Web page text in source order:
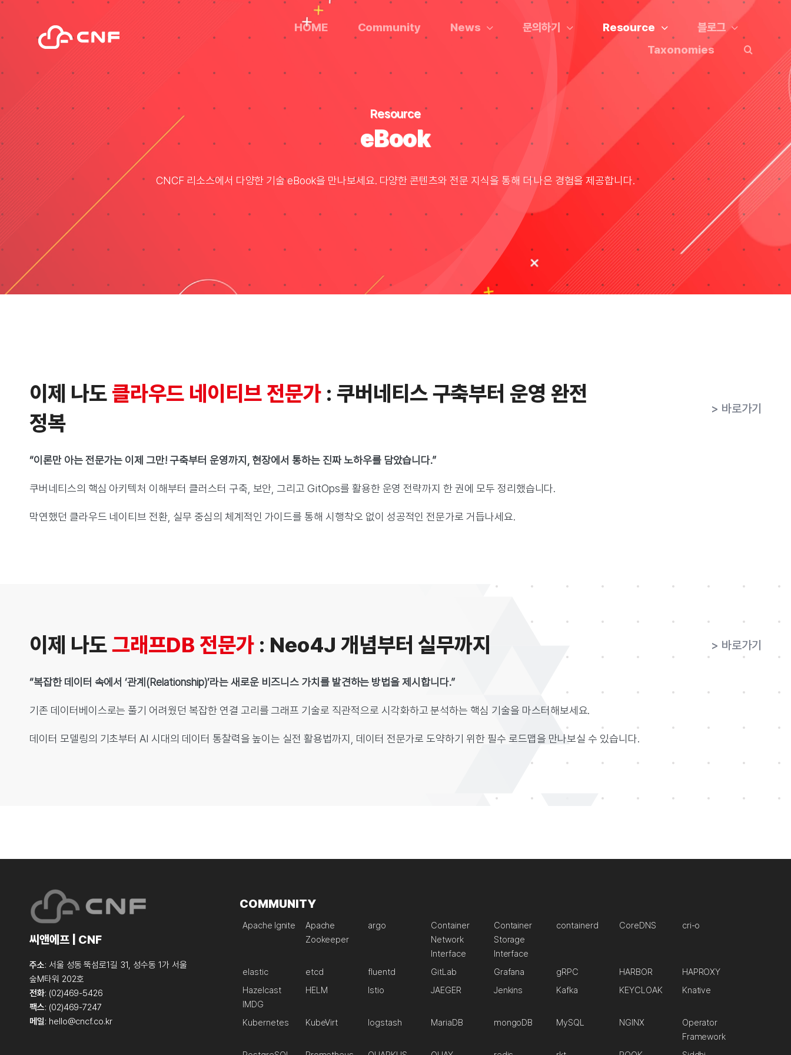
Skip
content
HOME Community News 문의하기 Resource
블로그
Taxonomies
Resource
eBook
CNCF 리소스에서 다양한 기술 eBook을 만나보세요. 다양한 콘텐츠와 전문 지식을 통해 더 나은 경험을 제공합니다.
이제 나도 클라우드 네이티브 전문가: 쿠버네티스 구축부터 운영 완전
정복
> 바로가기
“이론만 아는 전문가는 이제 그만! 구축부터 운영까지, 현장에서 통하는 진짜 노하우를 담았습니다.”
쿠버네티스의 핵심 아키텍처 이해부터 클러스터 구축, 보안, 그리고 GitOps를 활용한 운영 전략까지 한 권에 모두 정리했습니다.
막연했던 클라우드 네이티브 전환, 실무 중심의 체계적인 가이드를 통해 시행착오 없이 성공적인 전문가로 거듭나세요.
이제 나도그래프DB 전문가 : Neo4J 개념부터 실무까지 > 바로가기
“복잡한 데이터 속에서 ‘관계(Relationship)’라는 새로운 비즈니스 가치를 발견하는 방법을 제시합니다.”
기존 데이터베이스로는 풀기 어려웠던 복잡한 연결 고리를 그래프 기술로 직관적으로 시각화하고 분석하는 핵심 기술을 마스터해보세요.
데이터 모델링의 기초부터 AI 시대의 데이터 통찰력을 높이는 실전 활용법까지, 데이터 전문가로 도약하기 위한 필수 로드맵을 만나보실 수 있습니다.
씨앤에프 | CNF
주소: 서울 성동 뚝섬로1길 31, 성수동 1가 서울
숲M타워 202호
전화: (02)469-5426
팩스: (02)469-7247
메일: hello@cncf.co.kr
COMMUNITY
Apache Ignite
Apache
Zookeeper
argo
Container
Network
Interface
Container
Storage
Interface
containerd CoreDNS cri-o
elastic etcd fluentd GitLab Grafana gRPC HARBOR
HAPROXY
Hazelcast
IMDG
HELM Istio JAEGER Jenkins Kafka KEYCLOAK Knative
Kubernetes KubeVirt logstash MariaDB mongoDB MySQL NGINX
Operator
Framework